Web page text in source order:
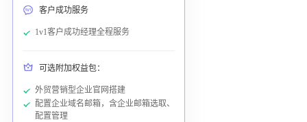
客户成功服务
1v1客户成功经理全程服务
可选附加权益包：
外贸营销型企业官网搭建
配置企业域名邮箱，含企业邮箱选取、
配置管理